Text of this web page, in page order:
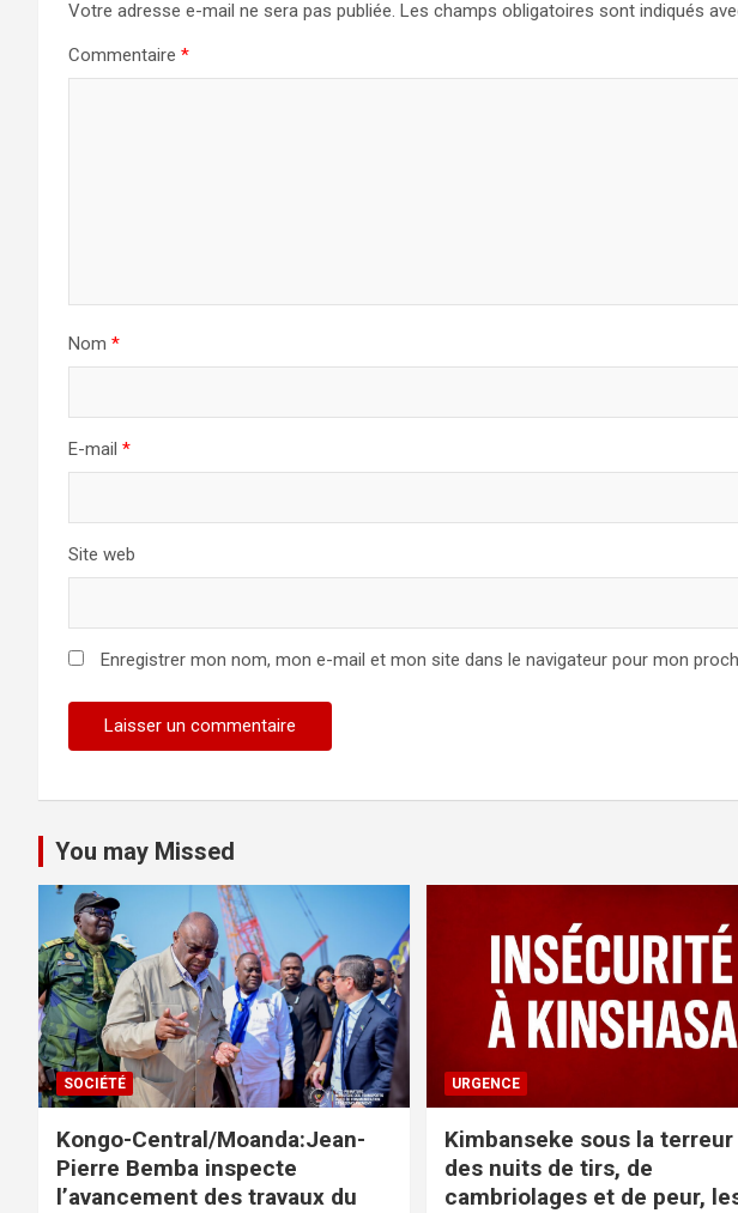
Votre adresse e-mail ne sera pas publiée. Les champs obligatoires sont indiqués
Commentaire *
Nom *
E-mail *
Site web
Enregistrer mon nom, mon e-mail et mon site dans le navigateur pour mon
You may Missed
SOCIÉTÉ
Kongo-Central/Moanda:Jean-
Pierre Bemba inspecte
l’avancement des travaux du
URGENCE
Kimbanseke sous la terreur
des nuits de tirs, de
cambriolages et de peur,